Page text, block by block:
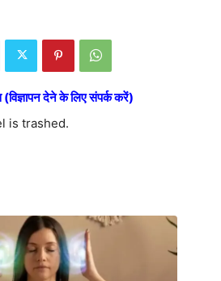
(विज्ञापन देने के लिए संपर्क करें)
is trashed.